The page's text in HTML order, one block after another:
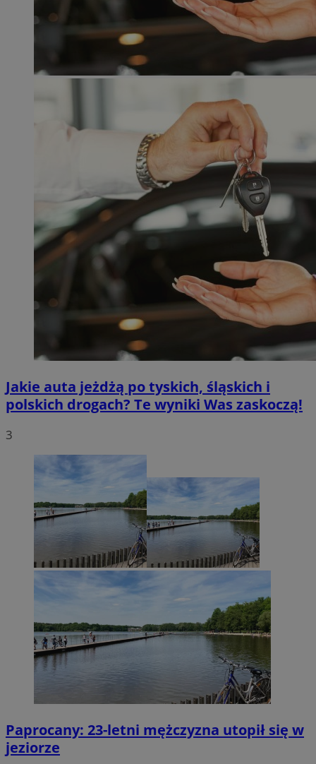
Jakie auta jeżdżą po tyskich, śląskich i
polskich drogach? Te wyniki Was zaskoczą!
3
Paprocany: 23-letni mężczyzna utopił się w
jeziorze